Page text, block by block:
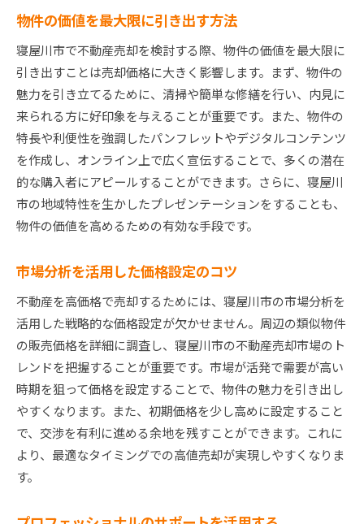
物件の価値を最大限に引き出す方法
寝屋川市で不動産売却を検討する際、物件の価値を最大限に
引き出すことは売却価格に大きく影響します。まず、物件の
魅力を引き立てるために、清掃や簡単な修繕を行い、内見に
来られる方に好印象を与えることが重要です。また、物件の
特長や利便性を強調したパンフレットやデジタルコンテンツ
を作成し、オンライン上で広く宣伝することで、多くの潜在
的な購入者にアピールすることができます。さらに、寝屋川
市の地域特性を生かしたプレゼンテーションをすることも、
物件の価値を高めるための有効な手段です。
市場分析を活用した価格設定のコツ
不動産を高価格で売却するためには、寝屋川市の市場分析を
活用した戦略的な価格設定が欠かせません。周辺の類似物件
の販売価格を詳細に調査し、寝屋川市の不動産売却市場のト
レンドを把握することが重要です。市場が活発で需要が高い
時期を狙って価格を設定することで、物件の魅力を引き出し
やすくなります。また、初期価格を少し高めに設定すること
で、交渉を有利に進める余地を残すことができます。これに
より、最適なタイミングでの高値売却が実現しやすくなりま
す。